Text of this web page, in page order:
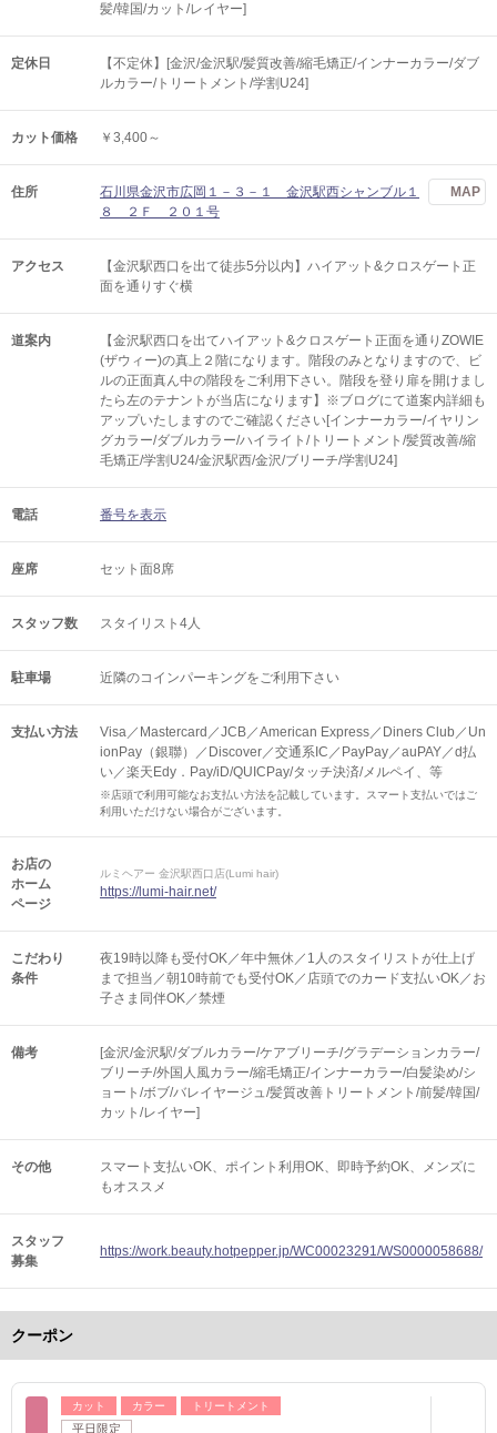
髪/韓国/カット/レイヤー]
定休日
【不定休】[金沢/金沢駅/髪質改善/縮毛矯正/インナーカラー/ダブ
ルカラー/トリートメント/学割U24]
カット価格 ￥3,400～
住所
石川県金沢市広岡１－３－１ 金沢駅西シャンブル１
８ ２Ｆ ２０１号
MAP
アクセス
【金沢駅西口を出て徒歩5分以内】ハイアット&クロスゲート正
面を通りすぐ横
道案内
【金沢駅西口を出てハイアット&クロスゲート正面を通りZOWIE
(ザウィー)の真上２階になります。階段のみとなりますので、ビ
ルの正面真ん中の階段をご利用下さい。階段を登り扉を開けまし
たら左のテナントが当店になります】※ブログにて道案内詳細も
アップいたしますのでご確認ください[インナーカラー/イヤリン
グカラー/ダブルカラー/ハイライト/トリートメント/髪質改善/縮
毛矯正/学割U24/金沢駅西/金沢/ブリーチ/学割U24]
電話 番号を表示
座席 セット面8席
スタッフ数 スタイリスト4人
駐車場 近隣のコインパーキングをご利用下さい
支払い方法
Visa／Mastercard／JCB／American Express／Diners Club／Un
ionPay（銀聯）／Discover／交通系IC／PayPay／auPAY／d払
い／楽天Edy．Pay/iD/QUICPay/タッチ決済/メルペイ、等
※店頭で利用可能なお支払い方法を記載しています。スマート支払いではご
利用いただけない場合がございます。
お店の
ホーム
ページ
ルミヘアー 金沢駅西口店(Lumi hair)
https://lumi-hair.net/
こだわり
条件
夜19時以降も受付OK／年中無休／1人のスタイリストが仕上げ
まで担当／朝10時前でも受付OK／店頭でのカード支払いOK／お
子さま同伴OK／禁煙
備考
[金沢/金沢駅/ダブルカラー/ケアブリーチ/グラデーションカラー/
ブリーチ/外国人風カラー/縮毛矯正/インナーカラー/白髪染め/シ
ョート/ボブ/バレイヤージュ/髪質改善トリートメント/前髪/韓国/
カット/レイヤー]
その他 スマート支払いOK ポイント利用OK 即時予約OK
メンズに
もオススメ
スタッフ
募集
https://work.beauty.hotpepper.jp/WC00023291/WS0000058688/
クーポン
カット カラー トリートメント
平日限定